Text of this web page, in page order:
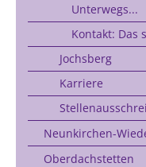
Unterwegs...
Kontakt: Das
Jochsberg
Karriere
Neunkirchen-
Oberdachstetten